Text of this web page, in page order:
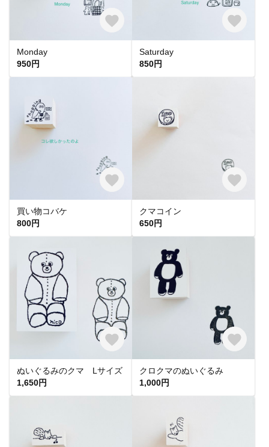
Monday
950円
Saturday
850円
買い物コバケ
800円
クマコイン
650円
ぬいぐるみのクマ Lサイズ
1,650円
クロクマのぬいぐるみ
1,000円